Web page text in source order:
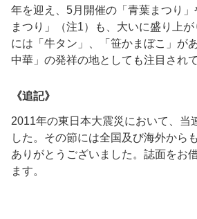
年を迎え、5月開催の「青葉まつり
まつり」（注1）も、大いに盛り上
には「牛タン」、「笹かまぼこ」が
中華」の発祥の地としても注目され
《追記》
2011年の東日本大震災において、当
した。その節には全国及び海外から
ありがとうございました。誌面をお
ます。